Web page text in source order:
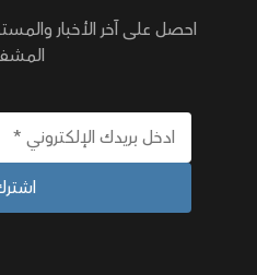
احصل على آخر الأخبار